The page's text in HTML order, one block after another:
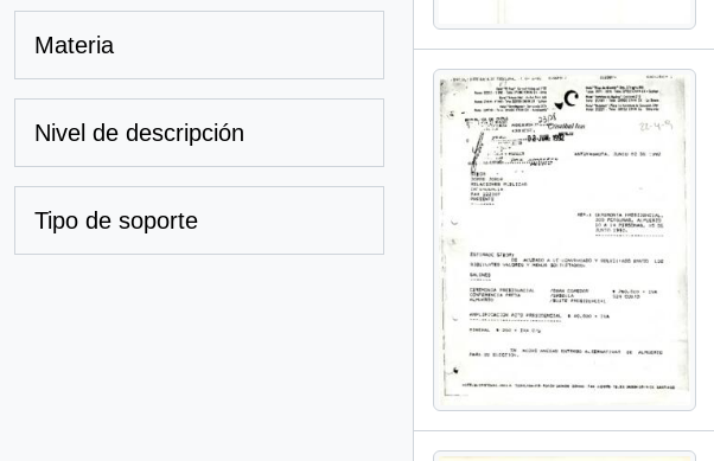
Materia
Nivel de descripción
Tipo de soporte